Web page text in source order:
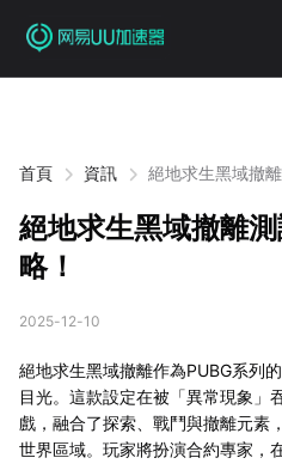
首頁 資訊 絕地求生黑域撤
絕地求生黑域撤離
略！
2025-12-10
絕地求生黑域撤離作為PUBG系列
目光。這款設定在被「異常現象」
戲，融合了探索、戰鬥與撤離元
世界區域。玩家將扮演合約專家，